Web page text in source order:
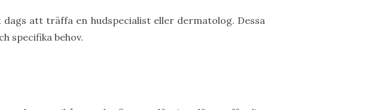
att träffa en hudspecialist eller dermatolog. Dessa
specifika behov.